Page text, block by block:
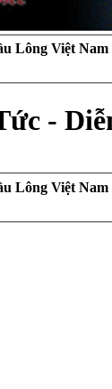
Lông Việt Nam
-
Lông Việt Nam